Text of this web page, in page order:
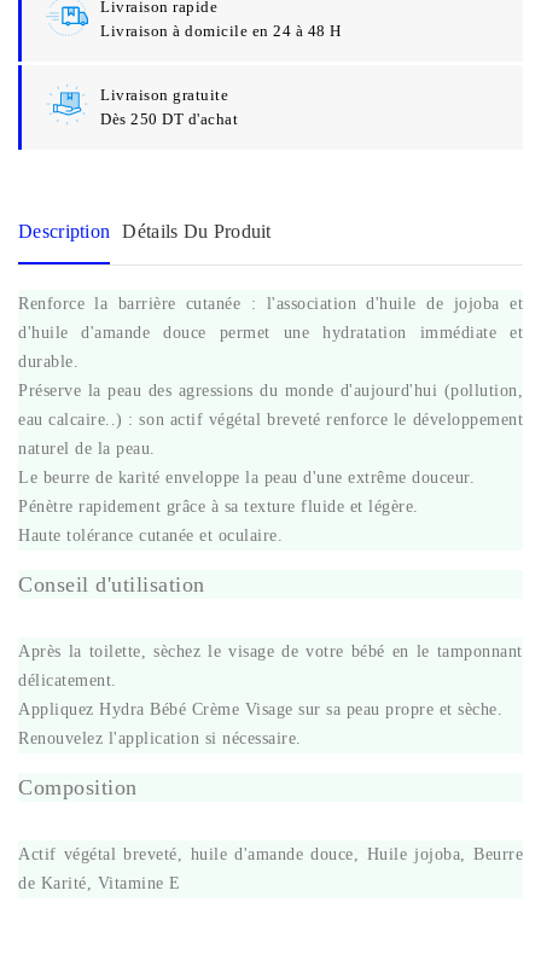
Livraison rapide
Livraison à domicile en 24 à 48 H
Livraison gratuite
Dès 250 DT d'achat
Description Détails Du Produit
Renforce la barrière cutanée : l'association d'huile de jojoba et
d'huile d'amande douce permet une hydratation immédiate et
durable.
Préserve la peau des agressions du monde d'aujourd'hui (pollution,
eau calcaire..) : son actif végétal breveté renforce le développement
naturel de la peau.
Le beurre de karité enveloppe la peau d'une extrême douceur.
Pénètre rapidement grâce à sa texture fluide et légère.
Haute tolérance cutanée et oculaire.
Conseil d'utilisation
Après la toilette, sèchez le visage de votre bébé en le tamponnant
délicatement.
Appliquez Hydra Bébé Crème Visage sur sa peau propre et sèche.
Renouvelez l'application si nécessaire.
Composition
Actif végétal breveté, huile d'amande douce, Huile jojoba, Beurre
de Karité, Vitamine E